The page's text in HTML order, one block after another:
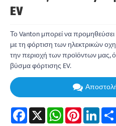
EV
Το Vanton μπορεί να
με τη φόρτιση των ηλεκτρικών
την περιοχή των προϊόντων μας,
βύσμα φόρτισης EV.
Facebook
X WhatsAppPinterest